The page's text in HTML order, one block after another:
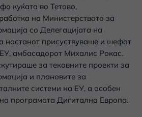
куќата во Тетово,
на Министерството за
со Делегацијата на
настанот присуствуваше и шефот
амбасадорот Михалис Рокас.
за тековните проекти за
и плановите за
системи на ЕУ, а особен
програмата Дигитална Европа.